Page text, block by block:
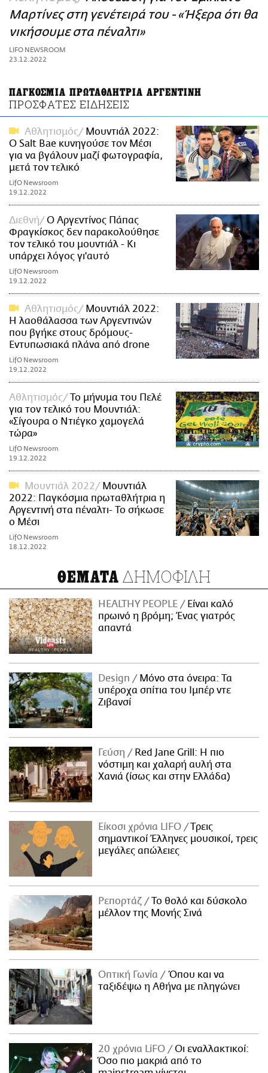
ΑΜΠΑ
PRINT
Μαρτίνες στη γενέτειρά του - «Ήξερα ότι θα
νικήσουμε στα πέναλτι»
LIFO NEWSROOM
23.12.2022
ΠΑΓΚΟΣΜΙΑ ΠΡΩΤΑΘΛΗΤΡΙΑ ΑΡΓΕΝΤΙΝΗ
ΠΡΟΣΦΑΤΕΣ ΕΙΔΗΣΕΙΣ
Αθλητισμός
Μουντιάλ 2022:
Ο Salt Bae κυνηγούσε τον Μέσι
για να βγάλουν μαζί φωτογραφία,
μετά τον τελικό
LifO Newsroom
19.12.2022
Διεθνή
O Αργεντίνος Πάπας
Φραγκίσκος δεν παρακολούθησε
τον τελικό του μουντιάλ - Κι
υπάρχει λόγος γι'αυτό
LifO Newsroom
19.12.2022
Αθλητισμός
Μουντιάλ 2022:
Η λαοθάλασσα των Αργεντινών
που βγήκε στους δρόμους-
Εντυπωσιακά πλάνα από drone
LifO Newsroom
19.12.2022
Αθλητισμός
Το μήνυμα του Πελέ
για τον τελικό του Μουντιάλ:
«Σίγουρα ο Ντιέγκο χαμογελά
τώρα»
LifO Newsroom
19.12.2022
Moυντιάλ 2022
Μουντιάλ
2022: Παγκόσμια πρωταθλήτρια η
Αργεντινή στα πέναλτι- Το σήκωσε
o Μέσι
LifO Newsroom
18.12.2022
ΘΕΜΑΤΑ ΔΗΜΟΦΙΛΗ
HEALTHY PEOPLE
Είναι καλό
πρωινό η βρόμη; Ένας γιατρός
απαντά
Design
Μόνο στα όνειρα: Τα
υπέροχα σπίτια του Ιμπέρ ντε
Ζιβανσί
Γεύση
Red Jane Grill: Η πιο
νόστιμη και χαλαρή αυλή στα
Χανιά (ίσως και στην Ελλάδα)
Είκοσι χρόνια LIFO
Tρεις
σημαντικοί Έλληνες μουσικοί, τρεις
μεγάλες απώλειες
Ρεπορτάζ
Το θολό και δύσκολο
μέλλον της Μονής Σινά
Οπτική Γωνία
Όπου και να
ταξιδέψω η Αθήνα με πληγώνει
20 χρόνια LiFO
Οι εναλλακτικοί:
Όσο πιο μακριά από το